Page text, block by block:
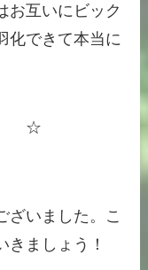
お互いにビック
化できて本当に
☆
ざいました。こ
ましょう！